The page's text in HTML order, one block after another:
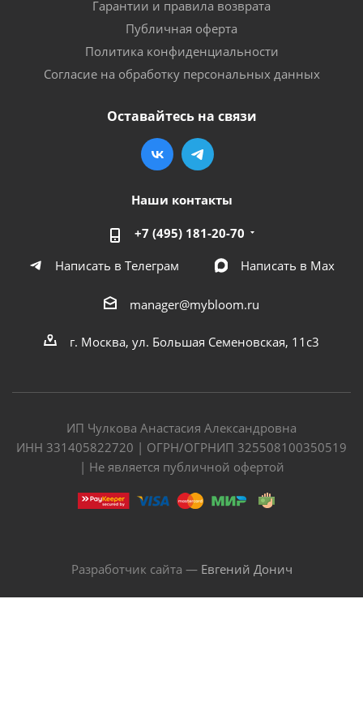
Гарантии и правила возврата
Публичная оферта
Политика конфиденциальности
Согласие на обработку персональных данных
Оставайтесь на связи
Наши контакты
+7 (495) 181-20-70
Написать в Телеграм
Написать в Мах
manager@mybloom.ru
г. Москва, ул. Большая Семеновская, 11с3
ИП Чулкова Анастасия Александровна
ИНН 331405822720 | ОГРН/ОГРНИП 325508100350519
| Не является публичной офертой
Разработчик сайта — Евгений Донич